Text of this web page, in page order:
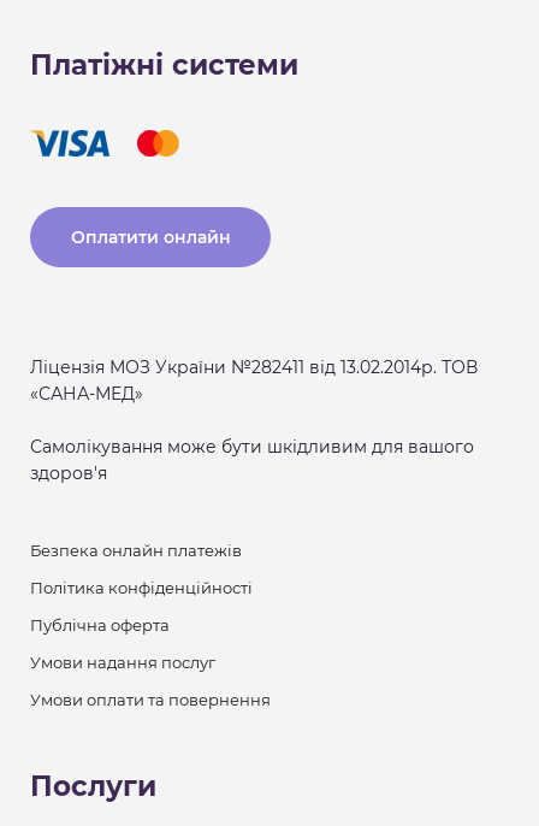
Платіжні системи
Оплатити онлайн
Ліцензія МОЗ України №282411 від 13.02.2014р. ТОВ
«САНА-МЕД»
Самолікування може бути шкідливим для вашого
здоров'я
Безпека онлайн платежів
Політика конфіденційності
Публічна оферта
Умови надання послуг
Умови оплати та повернення
Послуги